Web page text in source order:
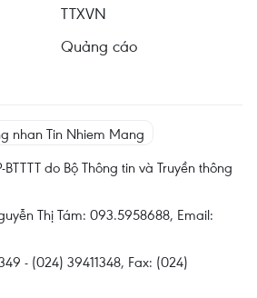
TTXVN
Quảng cáo
do Bộ Thông tin và Truyền thông
Thị Tám: 093.5958688, Email:
- (024) 39411348, Fax: (024)